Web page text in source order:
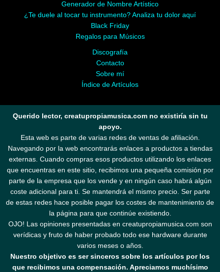
Generador de Nombre Artístico
¿Te duele al tocar tu instrumento? Analiza tu dolor aquí
Black Friday
Regalos para Músicos
Discografía
Contacto
Sobre mí
Índice de Artículos
Querido lector, creatupropiamusica.com no existiría sin tu
apoyo.
Esta web es parte de varias redes de ventas de afiliación.
Navegando por la web encontrarás enlaces a productos a tiendas
externas. Cuando compras esos productos utilizando los enlaces
que encuentras en este sitio, recibimos una pequeña comisión por
parte de la empresa que los vende y en ningún caso habrá algún
coste adicional para ti. Se mantendrá el mismo precio. Ser parte
de estas redes hace posible pagar los costes de mantenimiento de
la página para que continúe existiendo.
OJO! Las opiniones presentadas en creatupropiamusica.com son
verídicas y fruto de haber probado todo ese hardware durante
varios meses o años.
Nuestro objetivo es ser sinceros sobre los artículos por los
que recibimos una compensación. Apreciamos muchísimo